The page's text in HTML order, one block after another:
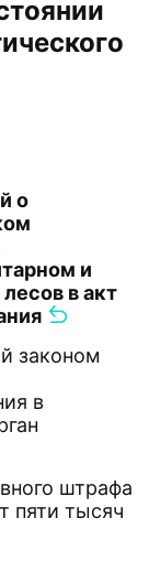
о
и
в акт
законом
в
штрафа
пяти тысяч